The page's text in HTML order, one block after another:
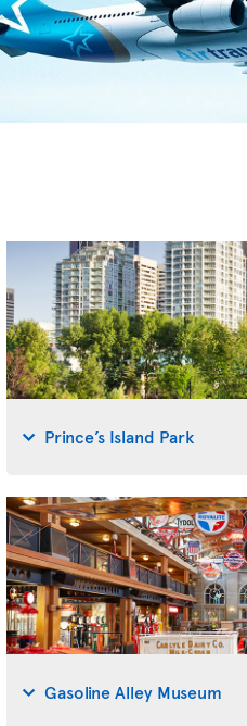
Prince’s Island Park
Gasoline Alley Museum